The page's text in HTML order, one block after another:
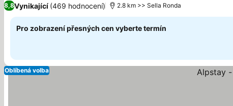
8,8Vynikající (469 hodnocení) 2.8 km >> Sella Ronda
Pro zobrazení přesných cen vyberte termín
Oblíbená volba